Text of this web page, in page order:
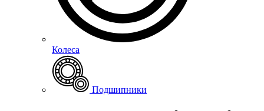
Колеса
Подшипники